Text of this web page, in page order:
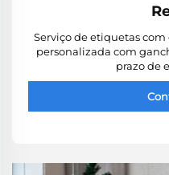
Serviço de etiquetas
personalizada com
prazo de